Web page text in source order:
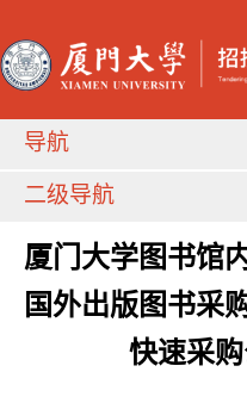
导航
二级导航
厦门大学图书馆
国外出版图书采
快速采